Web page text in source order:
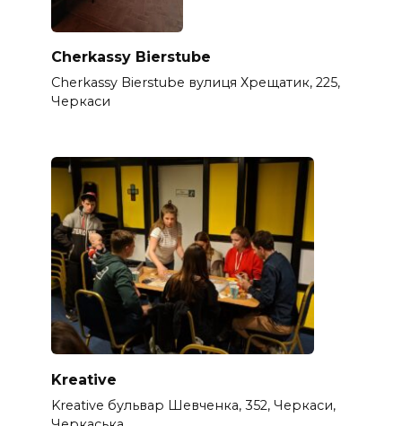
Cherkassy Bierstube
Cherkassy Bierstube вулиця Хрещатик, 225,
Черкаси
Kreative
Kreative бульвар Шевченка, 352, Черкаси,